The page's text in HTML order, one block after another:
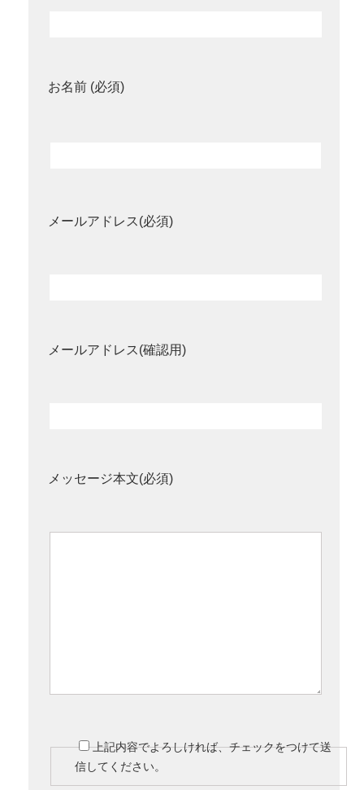
お名前 (必須)
メールアドレス(必須)
メールアドレス(確認用)
メッセージ本文(必須)
上記内容でよろしければ、チェックをつけて送
信してください。